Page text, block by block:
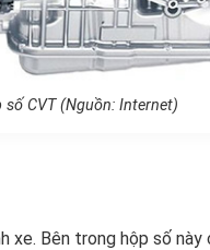
CVT (Nguồn: Internet)
xe. Bên trong hộp số